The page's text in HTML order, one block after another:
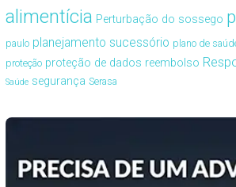
alimentícia Perturbação do sossego
paulo planejamento sucessório plano de
proteção proteção de dados reembolso
Saúde segurança Serasa